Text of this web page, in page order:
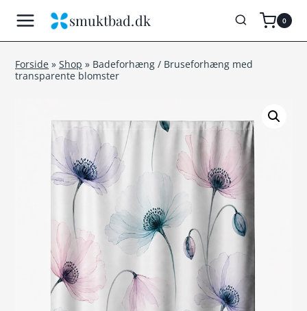
indhold
smuktbad.dk 0
Forside » Shop » Badeforhæng / Bruseforhæng med
transparente blomster